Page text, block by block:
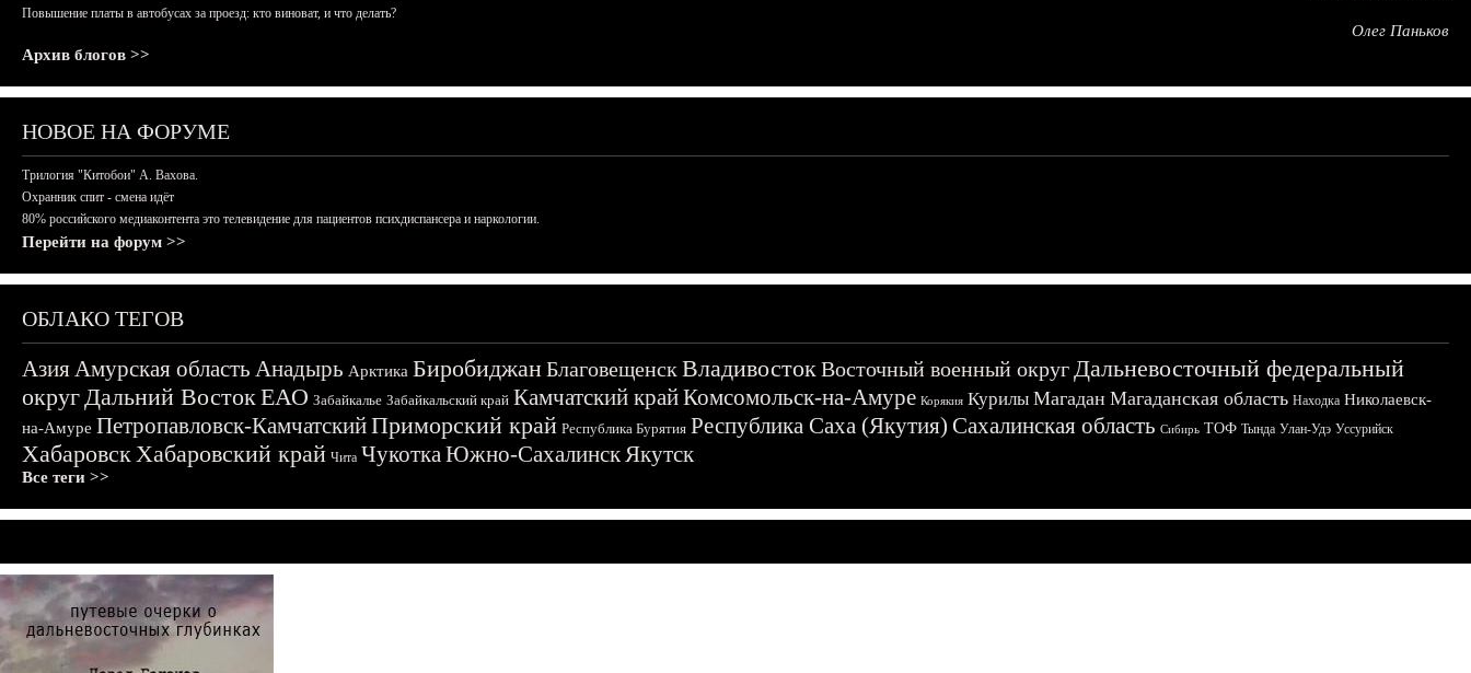
Повышение платы в автобусах за проезд: кто виноват, и что делать?
Олег Паньков
Архив блогов >>
НОВОЕ НА ФОРУМЕ
Трилогия "Китобои" А. Вахова.
Охранник спит - смена идёт
80% российского медиаконтента это телевидение для пациентов психдиспансера и наркологии.
Перейти на форум >>
ОБЛАКО ТЕГОВ
АзияАмурская область Анадырь Арктика БиробиджанБлаговещенскВладивостокВосточный военный округДальневосточный федеральный
округДальний ВостокЕАО Забайкалье Забайкальский край Камчатский крайКомсомольск-на-Амуре Корякия Курилы Магадан Магаданская область Находка Николаевск-
на-Амуре Петропавловск-КамчатскийПриморский край Республика Бурятия Республика Саха (Якутия) Сахалинская область Сибирь ТОФ Тында Улан-Удэ Уссурийск
ХабаровскХабаровский край Чита ЧукоткаЮжно-СахалинскЯкутск
Все теги >>